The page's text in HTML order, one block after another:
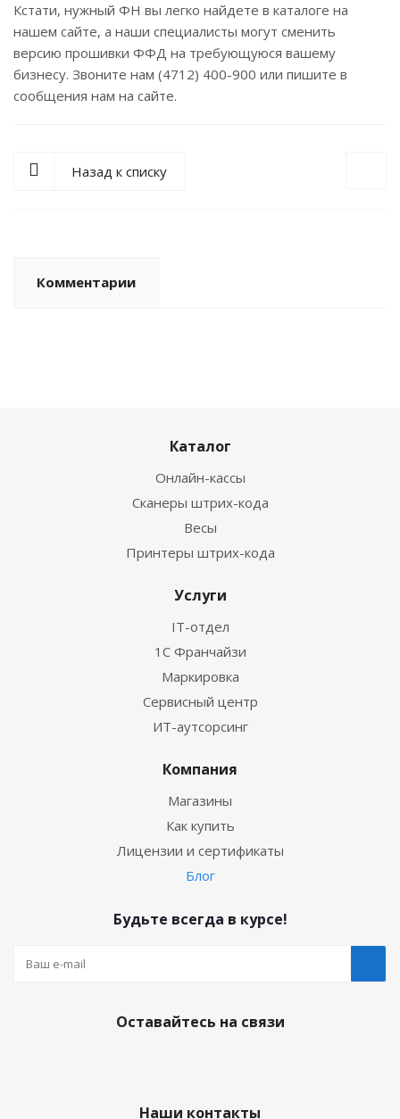
Кстати, нужный ФН вы легко найдете в каталоге на
нашем сайте, а наши специалисты могут сменить
версию прошивки ФФД на требующуюся вашему
бизнесу. Звоните нам (4712) 400-900 или пишите в
сообщения нам на сайте.
Назад к списку
Комментарии
Каталог
Онлайн-кассы
Сканеры штрих-кода
Весы
Принтеры штрих-кода
Услуги
IT-отдел
1С Франчайзи
Маркировка
Сервисный центр
ИТ-аутсорсинг
Компания
Магазины
Как купить
Лицензии и сертификаты
Блог
Будьте всегда в курсе!
Оставайтесь на связи
Наши контакты